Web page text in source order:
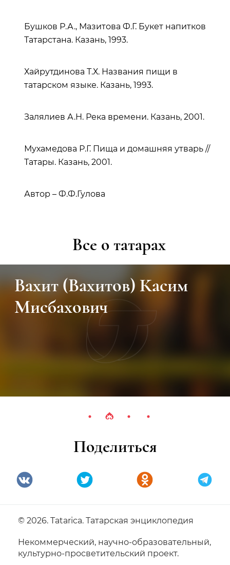
Бушков Р.А., Мазитова Ф.Г. Букет напитков
Татарстана. Казань, 1993.
Хайрутдинова Т.Х. Названия пищи в
татарском языке. Казань, 1993.
Залялиев А.Н. Река времени. Казань, 2001.
Мухамедова Р.Г. Пища и домашняя утварь //
Татары. Казань, 2001.
Автор – Ф.Ф.Гулова
Все о татарах
Вахит (Вахитов) Касим
Мисбахович
Поделиться
© 2026. Tatarica. Татарская энциклопедия
Некоммерческий, научно-образовательный,
культурно-просветительский проект.